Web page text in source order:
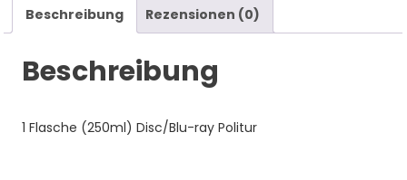
Beschreibung Rezensionen (0)
Beschreibung
1 Flasche (250ml) Disc/Blu-ray Politur